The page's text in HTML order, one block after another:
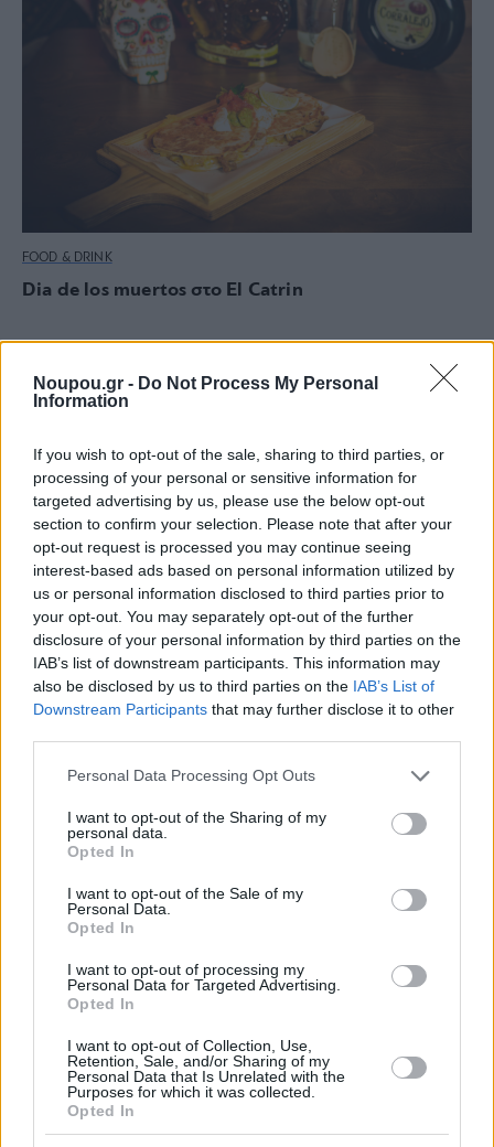
Noupou.gr - Do Not Process My Personal
Information
If you wish to opt-out of the sale, sharing to third parties, or
processing of your personal or sensitive information for
targeted advertising by us, please use the below opt-out
section to confirm your selection. Please note that after your
opt-out request is processed you may continue seeing
interest-based ads based on personal information utilized by
us or personal information disclosed to third parties prior to
your opt-out. You may separately opt-out of the further
disclosure of your personal information by third parties on the
IAB’s list of downstream participants. This information may
also be disclosed by us to third parties on the IAB’s List of
Downstream Participants that may further disclose it to other
Please note that this website/app uses one or more Google
not limited to your visit or usage behaviour. You may click to
grant or deny consent to Google and its third-party tags to
use your data for below specified purposes in below Google
consent section.
Personal Data Processing Opt Outs
I want to opt-out of the Sharing of my
personal data.
Opted In
I want to opt-out of the Sale of my
Personal Data.
Opted In
I want to opt-out of processing my
Personal Data for Targeted Advertising.
Opted In
I want to opt-out of Collection, Use,
Retention, Sale, and/or Sharing of my
Personal Data that Is Unrelated with the
Purposes for which it was collected.
Opted In
FOOD & DRINK
Dia de los muertos στο El Catrin